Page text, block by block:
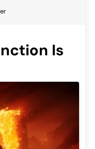
Is